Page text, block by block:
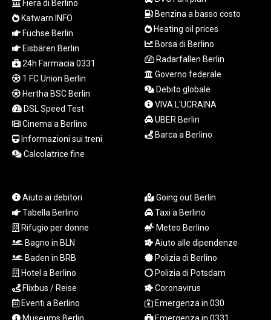
103223.017367
LKR 386.635196
LRD 208.057415
LSL 18.726567
LTL 3.413768
LVL 0.699335
LYD 7.331909
MAD 10.743067
MGA
4918.938878
MNT 4159.0218
MOP 9.314584
MRU 46.338424
MUR 54.419742
MVR 17.862733
MWK
1998.775164
MXN 19.812061
MYR 4.728715
Fiera di Berlino
Katwarn INFO
Füchse Berlin
Eisbären Berlin
24h Farmacia 0331
1.FC Union Berlin
Hertha BSC Berlin
DSL Speed Test
Cinema a Berlino
Informazioni sui treni
Calcolatrice fine
Benzina a basso costo
Heating oil prices
Borsa di Berlino
Radarfallen Berlin
Governo federale
Debito globale
VIVA L'UCRAINA
UBER Berlin
Barca a Berlino
Aiuto ai debitori
Tabella Berlino
Rifugio per donne
Bagno in BLN
Baden in BRB
Hotel a Berlino
Flixbus / Reise
Eventi a Berlino
Going out Berlin
Taxi a Berlino
Meteo Berlino
Aiuto alle dipendenze
Polizia di Berlino
Polizia di Potsdam
Coronavirus
Emergenza in 030